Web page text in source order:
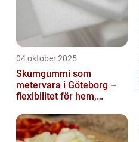
04 oktober 2025
Skumgummi som
metervara i Göteborg –
flexibilitet för hem,